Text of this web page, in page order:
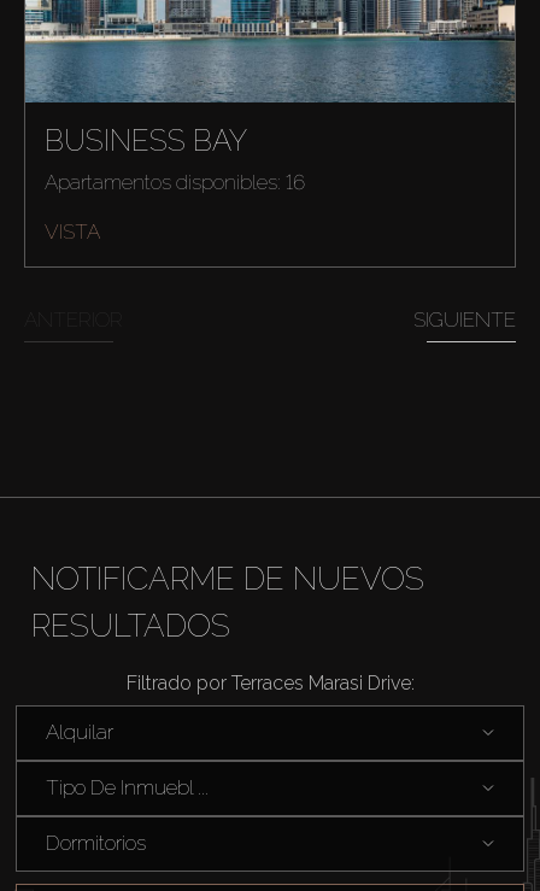
Comprar
Alquilar
Venta
BUSINESS BAY
Apartamentos disponibles: 16
VISTA
SIGUIENTE
NOTIFICARME DE NUEVOS
RESULTADOS
Filtrado por Terraces Marasi Drive:
Alquilar
Tipo De Inmuebl ...
Dormitorios